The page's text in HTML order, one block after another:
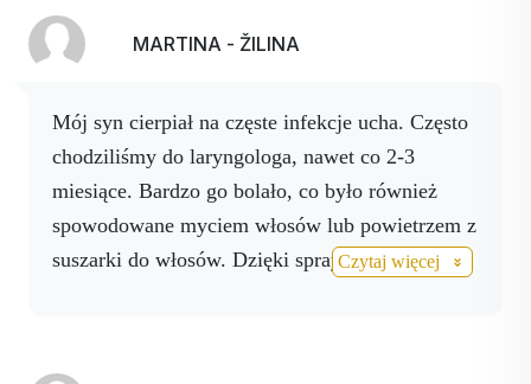
w miejscu niedostępnym dla małych dzieci.
Przechowywać w suchym i ciemnym miejscu w
MARTINA - ŽILINA
Mój syn cierpiał na częste infekcje ucha. Często
chodziliśmy do laryngologa, nawet co 2-3
miesiące. Bardzo go bolało, co było również
spowodowane myciem włosów lub powietrzem z
suszarki do włosów. Dzięki sprayomCzytaj więcej